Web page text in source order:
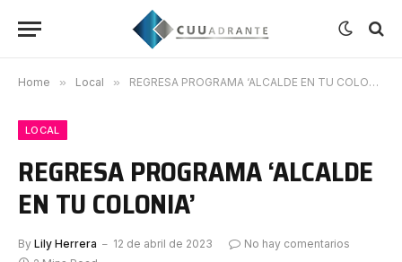
Home » Local » REGRESA PROGRAMA ‘ALCALDE EN TU COLONIA’
LOCAL
REGRESA PROGRAMA ‘ALCALDE
EN TU COLONIA’
By Lily Herrera 12 de abril de 2023
No hay comentarios